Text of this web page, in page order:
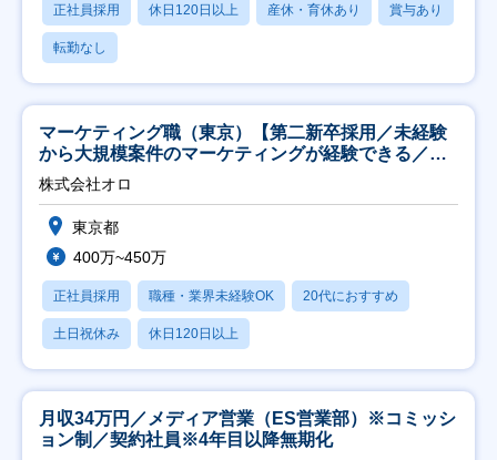
正社員採用 休日120日以上 産休・育休あり 賞与あり
転勤なし
マーケティング職（東京）【第二新卒採用／未経験
から大規模案件のマーケティングが経験できる／研
修充実】
株式会社オロ
東京都
400万~450万
正社員採用 職種・業界未経験OK 20代におすすめ
土日祝休み 休日120日以上
月収34万円／メディア営業（ES営業部）※コミッシ
ョン制／契約社員※4年目以降無期化